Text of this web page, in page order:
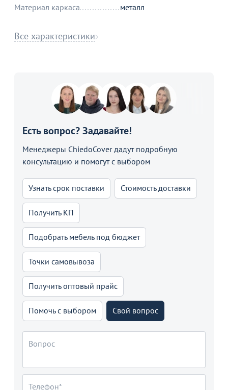
Материал каркаса
металл
Все характеристики
Есть вопрос? Задавайте!
Менеджеры ChiedoCover дадут подробную
консультацию и помогут с выбором
Узнать срок поставки Стоимость доставки
Получить КП
Подобрать мебель под бюджет
Точки самовывоза
Получить оптовый прайс
Помочь с выбором Свой вопрос